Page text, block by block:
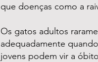
que doenças como a
Os gatos adultos
adequadamente
jovens podem vir a